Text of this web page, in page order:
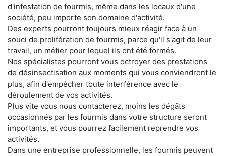
d'infestation de fourmis, même dans les locaux d'une
société, peu importe son domaine d'activité.
Des experts pourront toujours mieux réagir face à un
souci de prolifération de fourmis, parce qu'il s'agit de leur
travail, un métier pour lequel ils ont été formés.
Nos spécialistes pourront vous octroyer des prestations
de désinsectisation aux moments qui vous conviendront le
plus, afin d'empêcher toute interférence avec le
déroulement de vos activités.
Plus vite vous nous contacterez, moins les dégâts
occasionnés par les fourmis dans votre structure seront
importants, et vous pourrez facilement reprendre vos
activités.
Dans une entreprise professionnelle, les fourmis peuvent